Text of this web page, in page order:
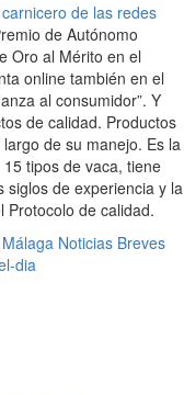
de las redes
de Autónomo
Oro al Mérito en el
online también en el
al consumidor”. Y
de calidad. Productos
de su manejo. Es la
tipos de vaca, tiene
siglos de experiencia y la
Protocolo de calidad.
Málaga Noticias Breves
dia